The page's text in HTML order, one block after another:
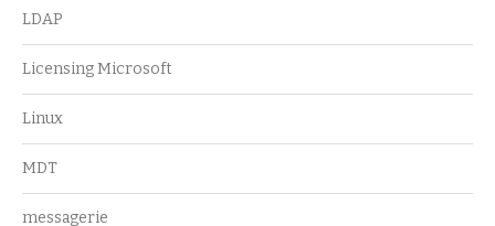
LDAP
Licensing Microsoft
Linux
MDT
messagerie